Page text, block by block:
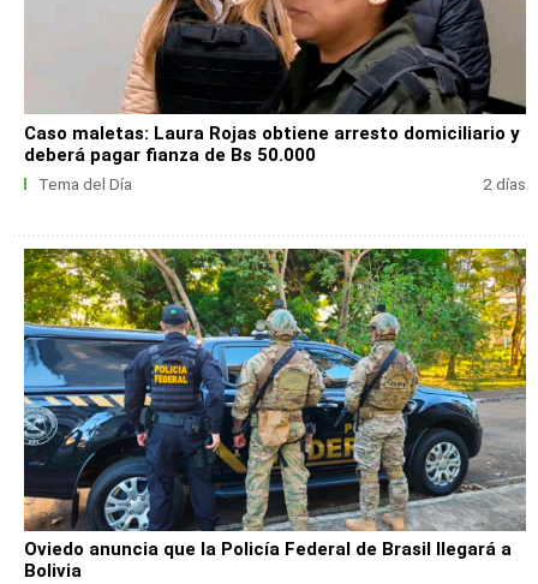
Caso maletas: Laura Rojas obtiene arresto domiciliario y
deberá pagar fianza de Bs 50.000
Tema del Día 2 días
Oviedo anuncia que la Policía Federal de Brasil llegará a
Bolivia